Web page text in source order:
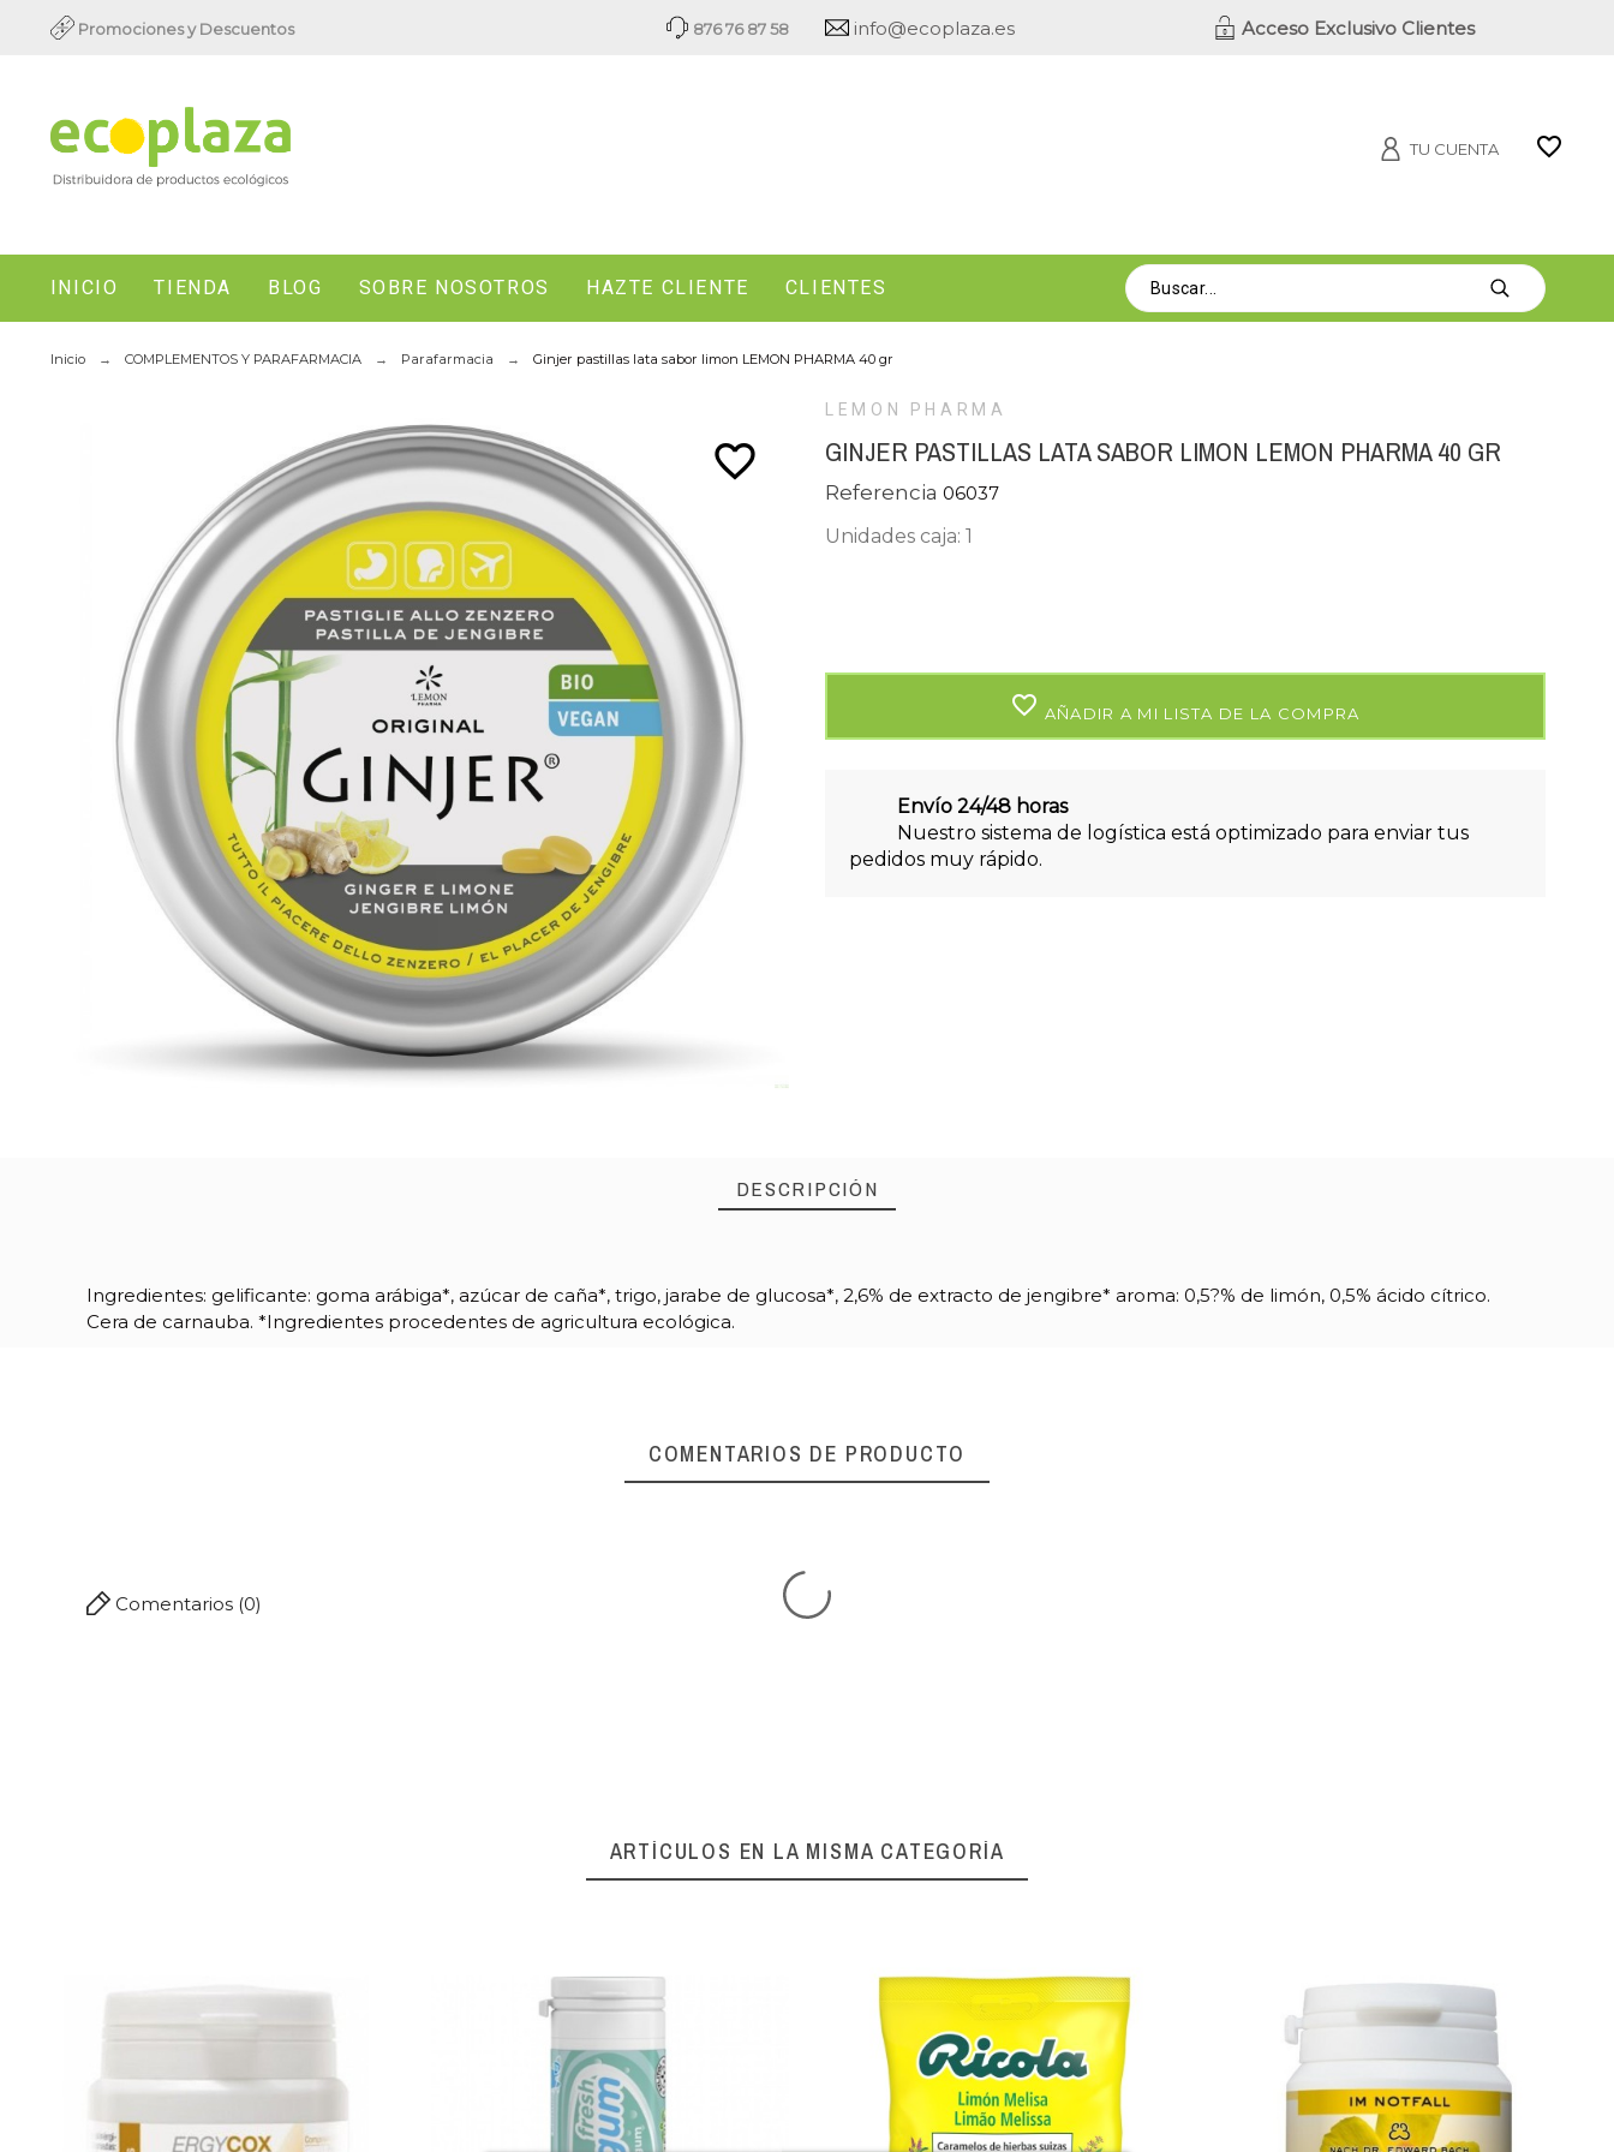
Promociones y Descuentos 876 76 87 58 info@ecoplaza.es Acceso Exclusivo Clientes
TU CUENTA
INICIO TIENDA BLOG SOBRE NOSOTROS HAZTE CLIENTE CLIENTES
Inicio COMPLEMENTOS Y PARAFARMACIA Parafarmacia Ginjer pastillas lata sabor limon LEMON PHARMA 40 gr
favorite_border
LEMON PHARMA
GINJER PASTILLAS LATA SABOR LIMON LEMON PHARMA 40 GR
Referencia 06037
Unidades caja: 1
favorite_border AÑADIR A MI LISTA DE LA COMPRA
Envío 24/48 horas
Nuestro sistema de logística está optimizado para enviar tus
pedidos muy rápido.
DESCRIPCIÓN
Ingredientes: gelificante: goma arábiga*, azúcar de caña*, trigo, jarabe de glucosa*, 2,6% de extracto de jengibre* aroma: 0,5?% de limón, 0,5% ácido cítrico.
Cera de carnauba. *Ingredientes procedentes de agricultura ecológica.
COMENTARIOS DE PRODUCTO
Comentarios (0)
ARTÍCULOS EN LA MISMA CATEGORÍA